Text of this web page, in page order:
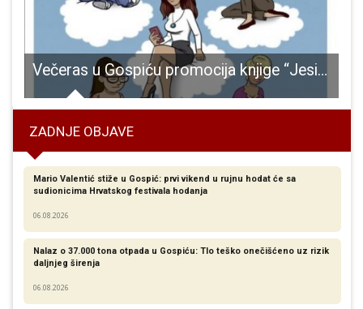
Večeras u Gospiću promocija knjige “Jesi online”?
ZADNJE OBJAVE
Mario Valentić stiže u Gospić: prvi vikend u rujnu hodat će sa
sudionicima Hrvatskog festivala hodanja
06.08.2026
Nalaz o 37.000 tona otpada u Gospiću: Tlo teško onečišćeno uz rizik
daljnjeg širenja
06.08.2026